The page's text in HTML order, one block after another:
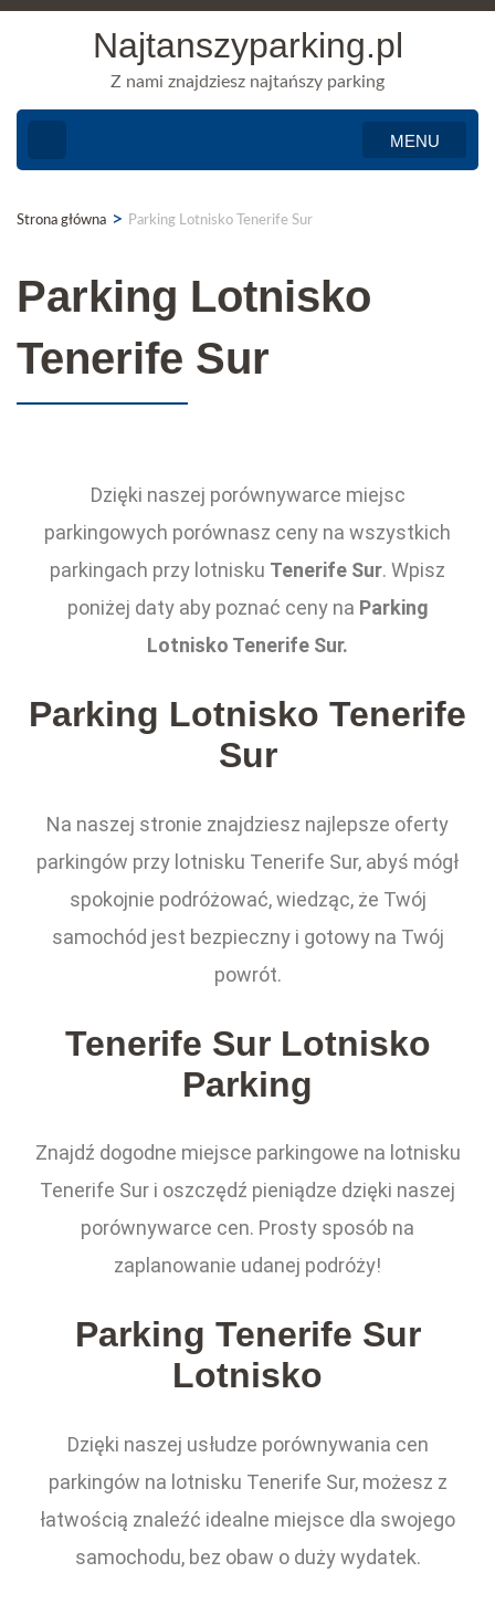
Najtanszyparking.pl
Z nami znajdziesz najtańszy parking
MENU
Strona główna > Parking Lotnisko Tenerife Sur
Parking Lotnisko
Tenerife Sur
Dzięki naszej porównywarce miejsc
parkingowych porównasz ceny na wszystkich
parkingach przy lotnisku Tenerife Sur. Wpisz
poniżej daty aby poznać ceny na Parking
Lotnisko Tenerife Sur.
Parking Lotnisko Tenerife
Sur
Na naszej stronie znajdziesz najlepsze oferty
parkingów przy lotnisku Tenerife Sur, abyś mógł
spokojnie podróżować, wiedząc, że Twój
samochód jest bezpieczny i gotowy na Twój
powrót.
Tenerife Sur Lotnisko
Parking
Znajdź dogodne miejsce parkingowe na lotnisku
Tenerife Sur i oszczędź pieniądze dzięki naszej
porównywarce cen. Prosty sposób na
zaplanowanie udanej podróży!
Parking Tenerife Sur
Lotnisko
Dzięki naszej usłudze porównywania cen
parkingów na lotnisku Tenerife Sur, możesz z
łatwością znaleźć idealne miejsce dla swojego
samochodu, bez obaw o duży wydatek.